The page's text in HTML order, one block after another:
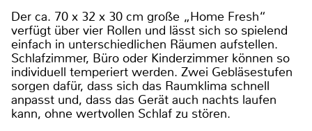
Der ca. 70 x 32 x 30 cm große „Home Fresh“
verfügt über vier Rollen und lässt sich so spielend
einfach in unterschiedlichen Räumen aufstellen.
Schlafzimmer, Büro oder Kinderzimmer können so
individuell temperiert werden. Zwei Gebläsestufen
sorgen dafür, dass sich das Raumklima schnell
anpasst und, dass das Gerät auch nachts laufen
kann, ohne wertvollen Schlaf zu stören.